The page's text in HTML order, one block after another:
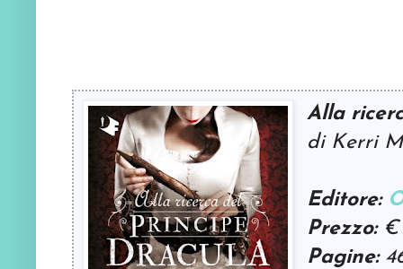
Alla
di Kerri
Editore:
Prezzo:€
Pagine: